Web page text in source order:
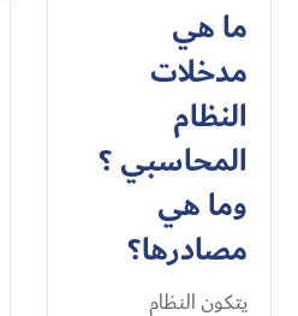
ما هي
مدخلات
النظام
المحاسبي ؟
وما هي
مصادرها؟
يتكون النظام